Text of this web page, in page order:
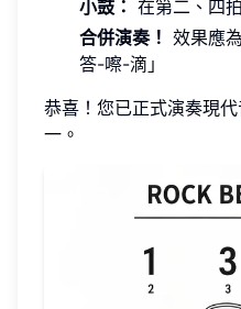
小鼓： 在第二、四
合併演奏！ 效果應
答-嚓-滴」
恭喜！您已正式演奏現
一。